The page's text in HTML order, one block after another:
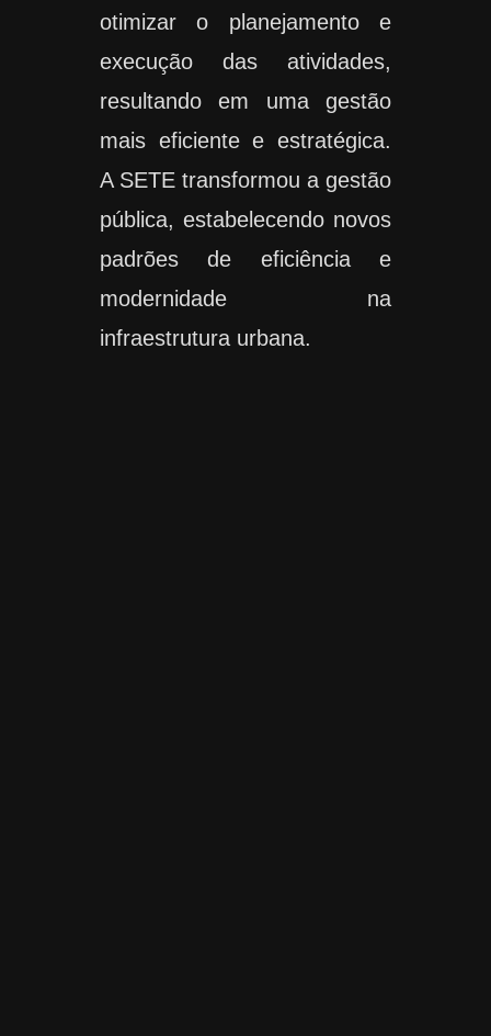
otimizar o planejamento e
execução das atividades,
resultando em uma gestão
mais eficiente e estratégica.
A SETE transformou a gestão
pública, estabelecendo novos
padrões de eficiência e
modernidade na
infraestrutura urbana.